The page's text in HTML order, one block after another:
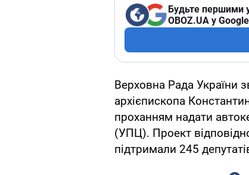
Будьте першими
OBOZ.UA у Google
Верховна Рада України
архієпископа
проханням надати
(УПЦ). Проект
підтримали 245